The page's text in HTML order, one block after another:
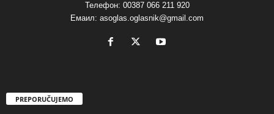
Телефон: 00387 066 211 920
Емаил: asoglas.oglasnik@gmail.com
PREPORUČUJEMO